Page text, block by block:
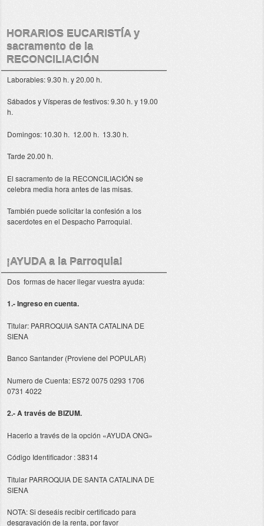
HORARIOS EUCARISTÍA y
sacramento de la
RECONCILIACIÓN
Laborables: 9.30 h. y 20.00 h.
Sábados y Vísperas de festivos: 9.30 h. y 19.00
h.
Domingos: 10.30 h. 12.00 h. 13.30 h.
Tarde 20.00 h.
El sacramento de la RECONCILIACIÓN se
celebra media hora antes de las misas.
También puede solicitar la confesión a los
sacerdotes en el Despacho Parroquial.
¡AYUDA a la Parroquia!
Dos formas de hacer llegar vuestra ayuda:
1.- Ingreso en cuenta.
Titular: PARROQUIA SANTA CATALINA DE
SIENA
Banco Santander (Proviene del POPULAR)
Numero de Cuenta: ES72 0075 0293 1706
0731 4022
2.- A través de BIZUM.
Hacerlo a través de la opción «AYUDA ONG»
Código Identificador : 38314
Titular PARROQUIA DE SANTA CATALINA DE
SIENA
NOTA: Si deseáis recibir certificado para
desgravación de la renta, por favor